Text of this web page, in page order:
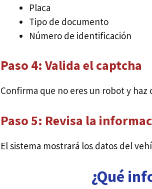
Placa
Tipo de documento
Número de identificación
Paso 4: Valida el captcha
Confirma que no eres un robot y haz
Paso 5: Revisa la
El sistema mostrará los datos del
¿Qué